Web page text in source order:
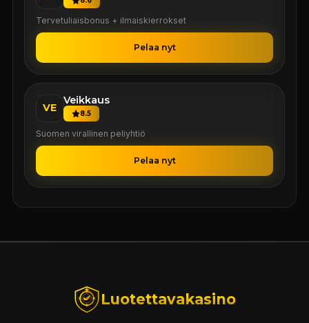
Tervetuliaisbonus + ilmaiskierrokset
Pelaa nyt
VE
Veikkaus
8.5
Suomen virallinen peliyhtiö
Pelaa nyt
Luotettavakasino